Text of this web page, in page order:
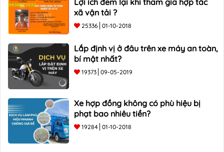
tôi!
Hotline:090 678 3533 ( Mr.
xã vận tải ?
25336 01-10-2018
Lắp định vị ở đâu trên xe máy an toàn,
bí mật nhất?
19373 09-05-2019
Xe hợp đồng không có phù hiệu bị
phạt bao nhiêu tiền?
19284 01-10-2018